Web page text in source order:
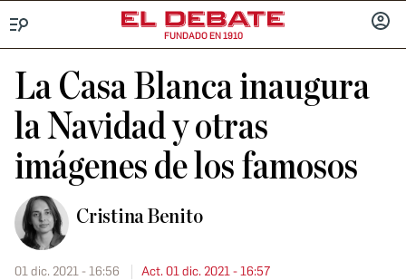
FUNDADO EN 1910
La Casa Blanca inaugura
la Navidad y otras
imágenes de los famosos
Cristina Benito
01 dic. 2021 - 16:56 Act. 01 dic. 2021 - 16:57